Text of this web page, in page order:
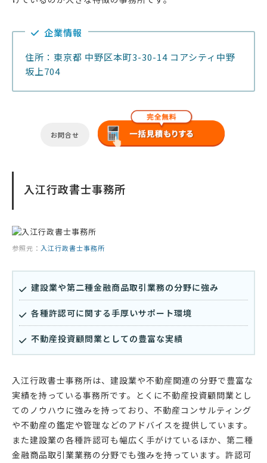
企業情報
住所：東京都 中野区本町3-30-14 コアシティ中野
坂上704
お問合せ
入江行政書士事務所
参照元： 入江行政書士事務所
建設業や第二種金融商品取引業務の分野に強み
各種許認可に関する手厚いサポート環境
不動産投資顧問業としての豊富な実績
入江行政書士事務所は、建設業や不動産関連の分野で豊富な
実績を持っている事務所です。とくに不動産投資顧問業とし
てのノウハウに強みを持っており、不動産コンサルティング
や不動産の鑑定や管理などのアドバイスを提供しています。
また建設業の各種許認可も幅広く手がけているほか、第二種
金融商品取引業業務の分野でも強みを持っています。許認可